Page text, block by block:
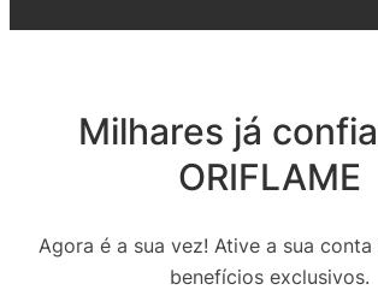
Milhares já
ORIFLAME
Agora é a sua vez! Ative a sua
benefícios exclusivos.